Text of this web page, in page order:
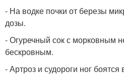
- На водке почки от березы
дозы.
- Огуречный сок с морковным
бескровным.
- Артроз и судороги ног